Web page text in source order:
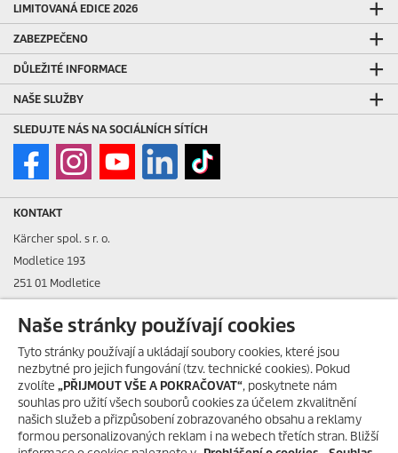
LIMITOVANÁ EDICE 2026
ZABEZPEČENO
DŮLEŽITÉ INFORMACE
NAŠE SLUŽBY
SLEDUJTE NÁS NA SOCIÁLNÍCH SÍTÍCH
KONTAKT
Kärcher spol. s r. o.
Modletice 193
251 01 Modletice
IČO: 48535761
DIČ: CZ48535761
ID datové schránky: ic4eqpk
> Tiráž
Zákaznická linka:+420 323 555 555
Naše stránky používají cookies
Tyto stránky používají a ukládají soubory cookies, které jsou
nezbytné pro jejich fungování (tzv. technické cookies). Pokud
zvolíte „PŘIJMOUT VŠE A POKRAČOVAT“, poskytnete nám
souhlas pro užití všech souborů cookies za účelem zkvalitnění
našich služeb a přizpůsobení zobrazovaného obsahu a reklamy
formou personalizovaných reklam i na webech třetích stran. Bližší